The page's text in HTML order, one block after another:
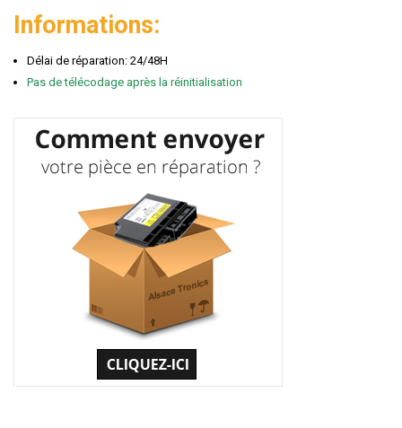
Informations:
Délai de réparation: 24/48H
Pas de télécodage après la réinitialisation